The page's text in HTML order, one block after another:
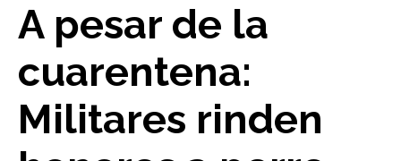
A pesar de la
cuarentena:
Militares rinden